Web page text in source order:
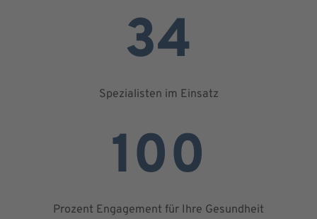
34
Spezialisten im Einsatz
100
Prozent Engagement für Ihre Gesundheit